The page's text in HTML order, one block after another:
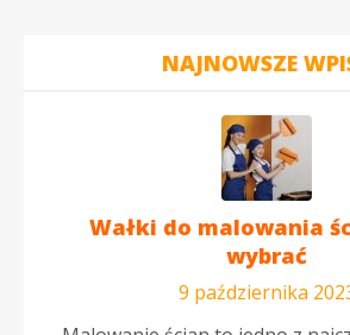
NAJNOWSZE
Wałki do malowania
wybrać
9 października